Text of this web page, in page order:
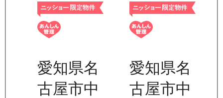
愛知県名
古屋市中
愛知県名
古屋市中